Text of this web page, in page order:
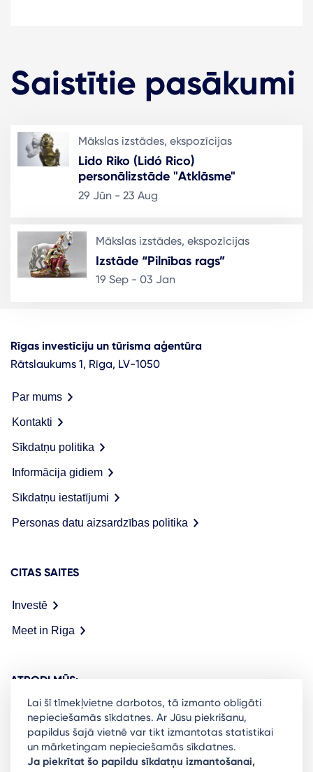
Saistītie pasākumi
Mākslas izstādes, ekspozīcijas
Lido Riko (Lidó Rico)
personālizstāde "Atklāsme"
29 Jūn - 23 Aug
Mākslas izstādes, ekspozīcijas
Izstāde “Pilnības rags”
19 Sep - 03 Jan
Rīgas investīciju un tūrisma aģentūra
Rātslaukums 1, Rīga, LV-1050
Par mums
Kontakti
Sīkdatņu politika
Informācija gidiem
Sīkdatņu iestatījumi
Personas datu aizsardzības politika
CITAS SAITES
Investē
Meet in Riga
ATRODI MŪS:
Ready to stay in the loop on Rigas business
Lai šī tīmekļvietne darbotos, tā izmanto obligāti
nepieciešamās sīkdatnes. Ar Jūsu piekrišanu,
papildus šajā vietnē var tikt izmantotas statistikai
un mārketingam nepieciešamās sīkdatnes.
Ja piekrītat šo papildu sīkdatņu izmantošanai,